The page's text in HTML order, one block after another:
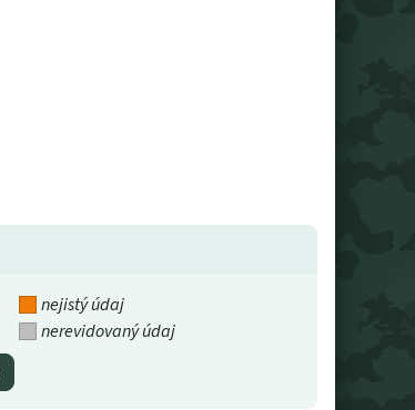
nejistý údaj
nerevidovaný údaj